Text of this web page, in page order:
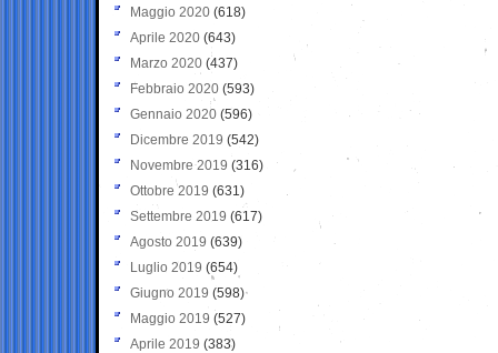
Maggio 2020 (618)
Aprile 2020 (643)
Marzo 2020 (437)
Febbraio 2020 (593)
Gennaio 2020 (596)
Dicembre 2019 (542)
Novembre 2019 (316)
Ottobre 2019 (631)
Settembre 2019 (617)
Agosto 2019 (639)
Luglio 2019 (654)
Giugno 2019 (598)
Maggio 2019 (527)
Aprile 2019 (383)